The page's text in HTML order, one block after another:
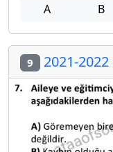
A B
9 2021-2022